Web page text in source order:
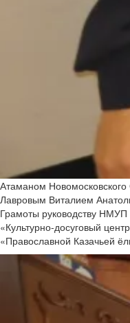
Атаманом
Лавровым Виталием
Грамоты руководству
«Культурно-досуговый
«Православной Казачьей